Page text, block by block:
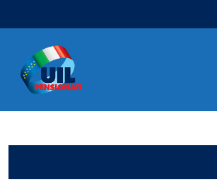
Navigazione principale